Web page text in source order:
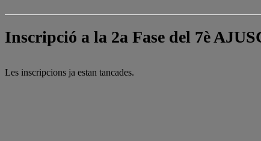
Inscripció a la 2a Fase del 7è
Les inscripcions ja estan tancades.